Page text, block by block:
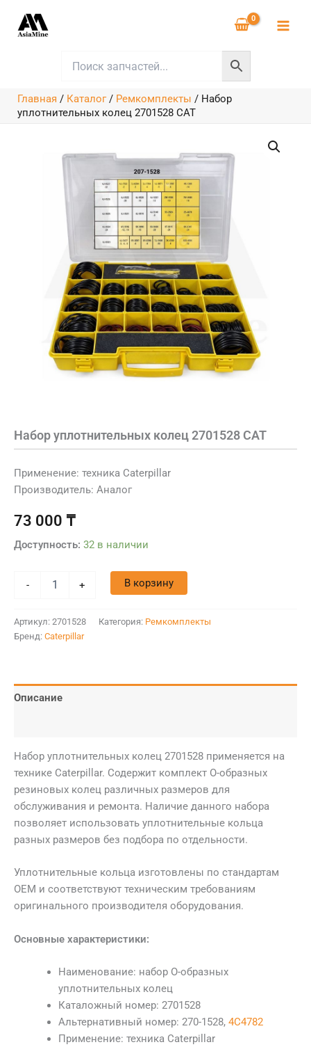
содержимому
Главная / Каталог/ Ремкомплекты / Набор
уплотнительных колец 2701528 CAT
Набор уплотнительных колец 2701528 CAT
Применение: техника Caterpillar
Производитель: Аналог
73 000 ₸
Доступность: 32 в наличии
-
уплотнительных
+ В корзину
Артикул: 2701528 Категория: Ремкомплекты
Бренд: Caterpillar
Описание
Набор уплотнительных колец 2701528 применяется на
технике Caterpillar. Содержит комплект О-образных
резиновых колец различных размеров для
обслуживания и ремонта. Наличие данного набора
позволяет использовать уплотнительные кольца
разных размеров без подбора по отдельности.
Уплотнительные кольца изготовлены по стандартам
OEM и соответствуют техническим требованиям
оригинального производителя оборудования.
Основные характеристики:
Наименование: набор О-образных
уплотнительных колец
Каталожный номер: 2701528
Альтернативный номер: 270-1528, 4C4782
Применение: техника Caterpillar